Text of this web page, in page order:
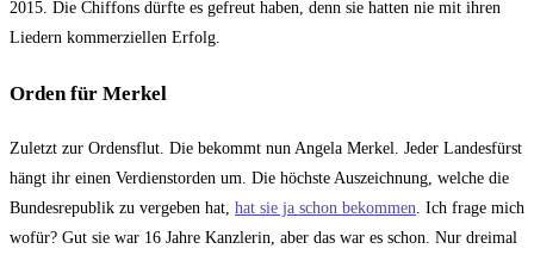
2015. Die Chiffons dürfte es gefreut haben, denn sie hatten nie mit ihren
Liedern kommerziellen Erfolg.
Orden für Merkel
Zuletzt zur Ordensflut. Die bekommt nun Angela Merkel. Jeder Landesfürst
hängt ihr einen Verdienstorden um. Die höchste Auszeichnung, welche die
Bundesrepublik zu vergeben hat, hat sie ja schon bekommen. Ich frage mich
wofür? Gut sie war 16 Jahre Kanzlerin, aber das war es schon. Nur dreimal